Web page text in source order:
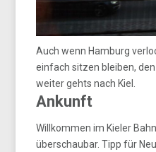
Auch wenn Hamburg
einfach sitzen bleiben,
weiter gehts nach Kiel.
Ankunft
Willkommen im Kieler
überschaubar. Tipp für